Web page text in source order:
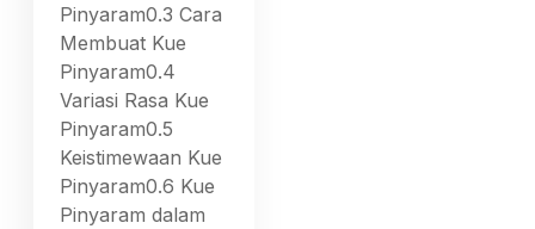
Pinyaram0.3 Cara
Membuat Kue
Pinyaram0.4
Variasi Rasa Kue
Pinyaram0.5
Keistimewaan Kue
Pinyaram0.6 Kue
Pinyaram dalam